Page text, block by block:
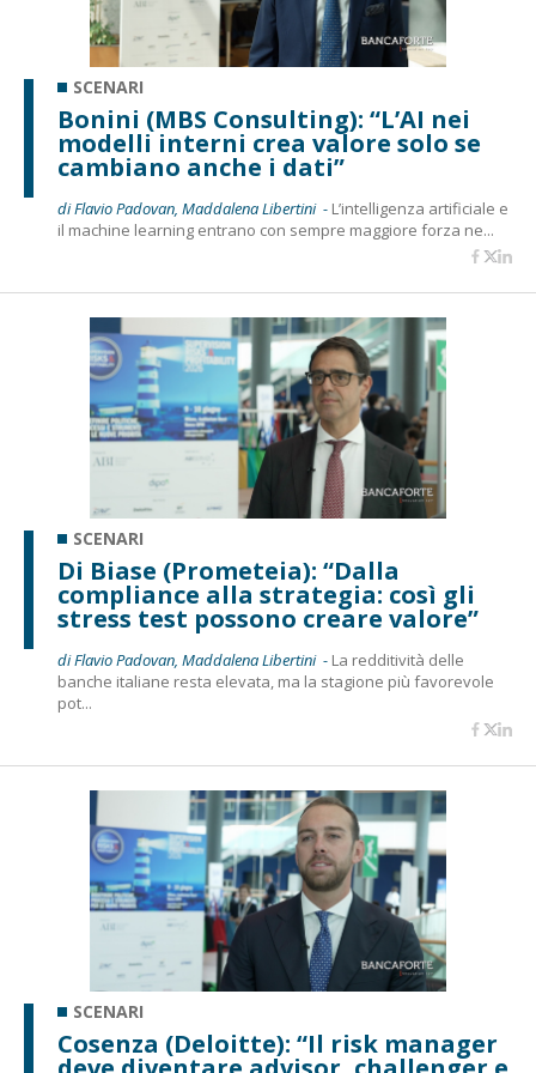
SCENARI
Bonini (MBS Consulting): “L’AI nei
modelli interni crea valore solo se
cambiano anche i dati”
di Flavio Padovan, Maddalena Libertini - L’intelligenza artificiale e
il machine learning entrano con sempre maggiore forza ne...
SCENARI
Di Biase (Prometeia): “Dalla
compliance alla strategia: così gli
stress test possono creare valore”
di Flavio Padovan, Maddalena Libertini - La redditività delle
banche italiane resta elevata, ma la stagione più favorevole
pot...
SCENARI
Cosenza (Deloitte): “Il risk manager